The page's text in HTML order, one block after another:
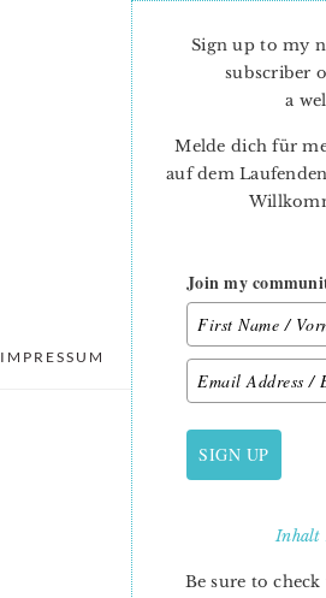
IMPRESSUM DATENSCHUTZ
PRIMARY
SIDEBAR
Sign up to my
subscriber
a
Melde dich für
auf dem
Join my
SIGN UP
Inhalt
Be sure to